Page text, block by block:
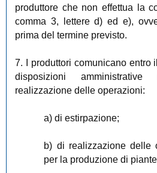
produttore che non effettua la
comma 3, lettere d) ed e),
prima del termine previsto.
7. I produttori comunicano entro
disposizioni amministrative
realizzazione delle operazioni:
a) di estirpazione;
b) di realizzazione delle
per la produzione di